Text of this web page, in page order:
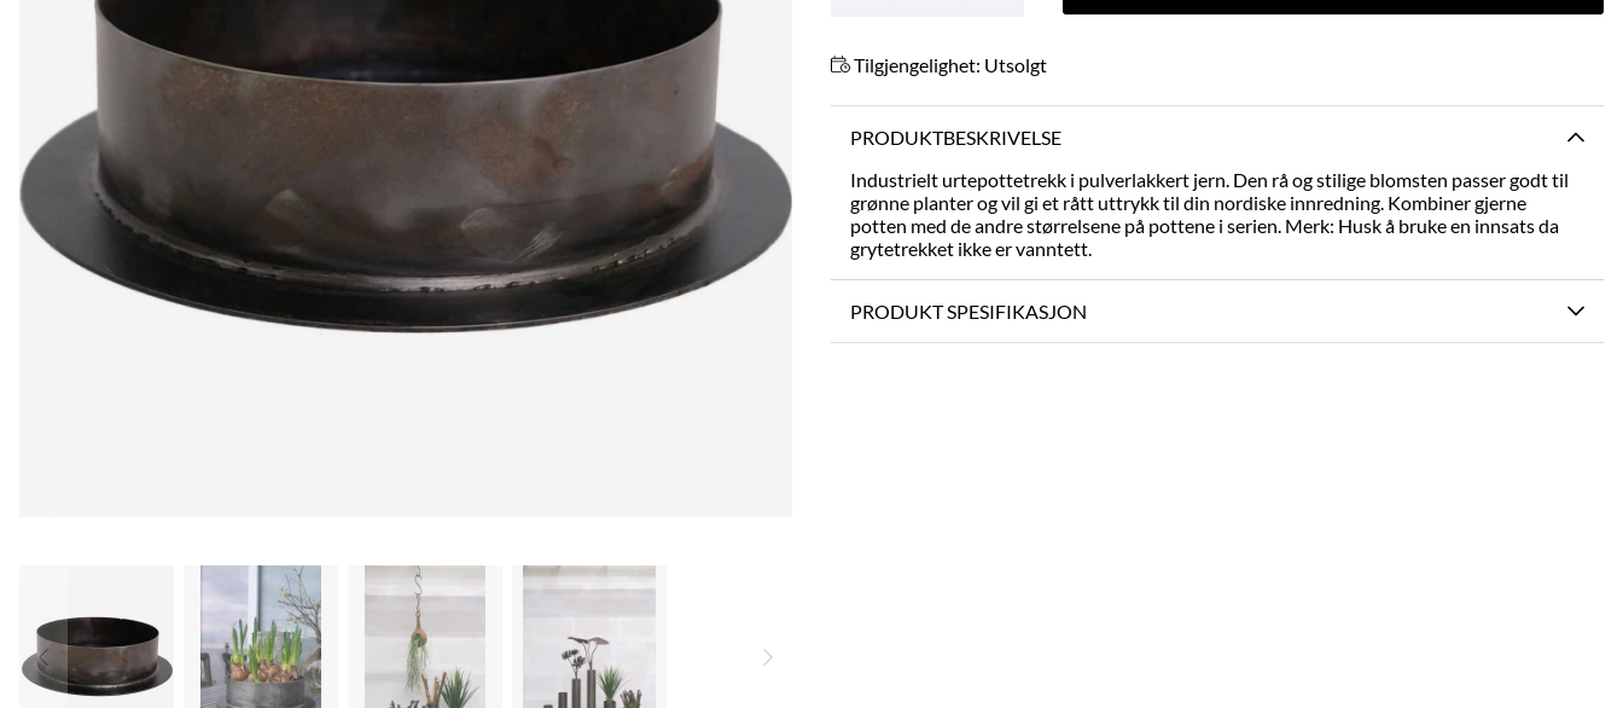
Tilgjengelighet: Utsolgt
PRODUKTBESKRIVELSE
Industrielt urtepottetrekk i pulverlakkert jern. Den rå og stilige blomsten passer godt til
grønne planter og vil gi et rått uttrykk til din nordiske innredning. Kombiner gjerne
potten med de andre størrelsene på pottene i serien. Merk: Husk å bruke en innsats da
grytetrekket ikke er vanntett.
PRODUKT SPESIFIKASJON